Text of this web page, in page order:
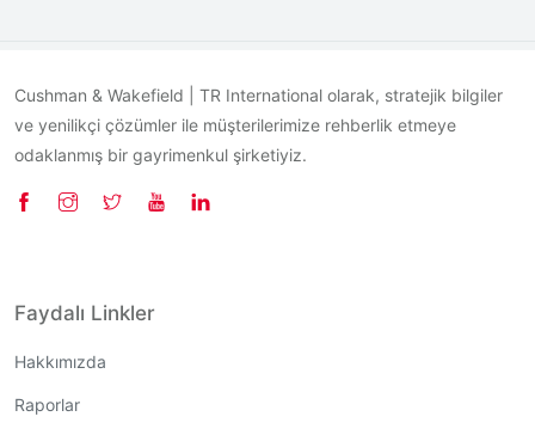
Cushman & Wakefield | TR International olarak, stratejik bilgiler
ve yenilikçi çözümler ile müşterilerimize rehberlik etmeye
odaklanmış bir gayrimenkul şirketiyiz.
Faydalı Linkler
Hakkımızda
Raporlar